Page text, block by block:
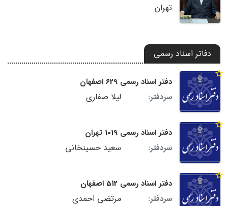
تهران
دفاتر اسناد رسمی
دفتر اسناد رسمی 629 اصفهان
سردفتر:
لیلا صفاری
دفتر اسناد رسمی 1019 تهران
سردفتر:
سعید حسینخانی
دفتر اسناد رسمی 512 اصفهان
سردفتر:
مرتضی احمدی